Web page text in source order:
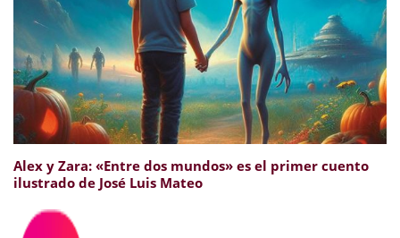
Alex y Zara: «Entre dos mundos» es el primer cuento
ilustrado de José Luis Mateo